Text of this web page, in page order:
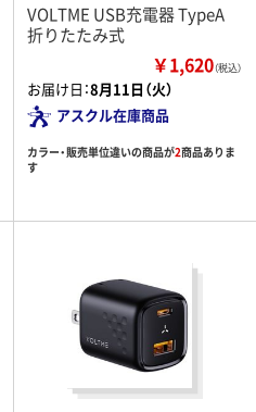
VOLTME USB充電器 TypeA
折りたたみ式
￥1,620（税込）
お届け日：8月11日（火）
アスクル在庫商品
カラー・販売単位違いの商品が2商品ありま
す